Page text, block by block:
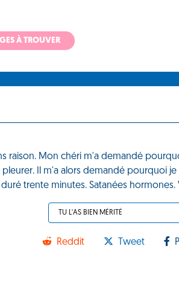
À TROUVER
raison. Mon chéri m'a demandé
Il m'a alors demandé pourquoi je
trente minutes. Satanées hormones.
TU L'AS BIEN MÉRITÉ
Reddit Tweet